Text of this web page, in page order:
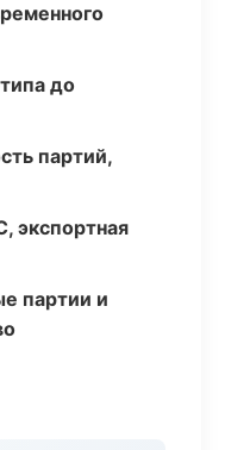
до
партий,
экспортная
партии и